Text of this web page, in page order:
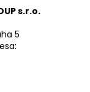
s.r.o.
5